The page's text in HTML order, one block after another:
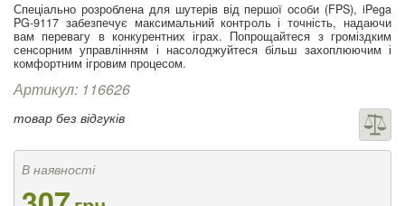
Спеціально розроблена для шутерів від першої особи (FPS), iPega
PG-9117 забезпечує максимальний контроль і точність, надаючи
вам перевагу в конкурентних іграх. Попрощайтеся з громіздким
сенсорним управлінням і насолоджуйтеся більш захоплюючим і
комфортним ігровим процесом.
Артикул: 116626
товар без відгуків
В наявності